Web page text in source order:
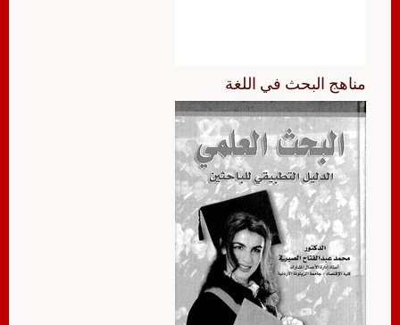
مناهج البحث في اللغة